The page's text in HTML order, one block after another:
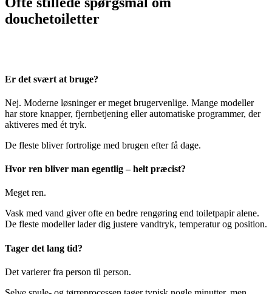
douchetoiletter
Er det svært at bruge?
Nej. Moderne løsninger er meget brugervenlige. Mange modeller
har store knapper, fjernbetjening eller automatiske programmer, der
aktiveres med ét tryk.
De fleste bliver fortrolige med brugen efter få dage.
Hvor ren bliver man egentlig – helt præcist?
Meget ren.
Vask med vand giver ofte en bedre rengøring end toiletpapir alene.
De fleste modeller lader dig justere vandtryk, temperatur og position.
Tager det lang tid?
Det varierer fra person til person.